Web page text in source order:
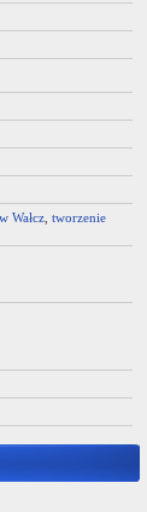
Wałcz tworzenie